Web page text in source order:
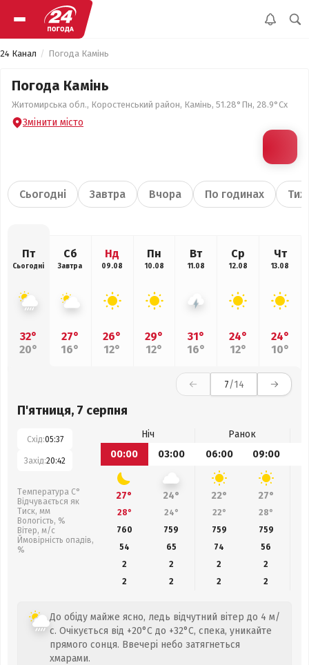
24 Канал Погода Камінь
Погода Камінь
Житомирська обл., Коростенський район, Камінь, 51.28°Пн, 28.9°Сх
Змінити місто
Сьогодні Завтра Вчора По годинах
Пт
Сьогодні
32°
20°
Сб
Завтра
27°
16°
Нд
09.08
26°
12°
Пн
10.08
29°
12°
Вт
11.08
31°
16°
Ср
12.08
24°
12°
Чт
13.08
24°
10°
7/14
П'ятниця, 7 серпня
Схід:05:37
Захід:20:42
Температура С°
Відчувається як
Тиск, мм
Вологість, %
Вітер, м/с
Ймовірність опадів,
%
Ніч
Ранок
00:00
03:00 06:00 09:00
27° 24° 22° 27°
28° 24° 22° 28°
760
759 759 759
54
65 74
56
2
2 2
2
2
2 2 2
До обіду майже ясно, ледь відчутний вітер до 4 м/
с. Очікується від +20°C до +32°C, спека, уникайте
прямого сонця. Ввечері небо затягнеться
хмарами.